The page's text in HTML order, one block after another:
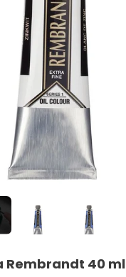
Rembrandt 40 ml